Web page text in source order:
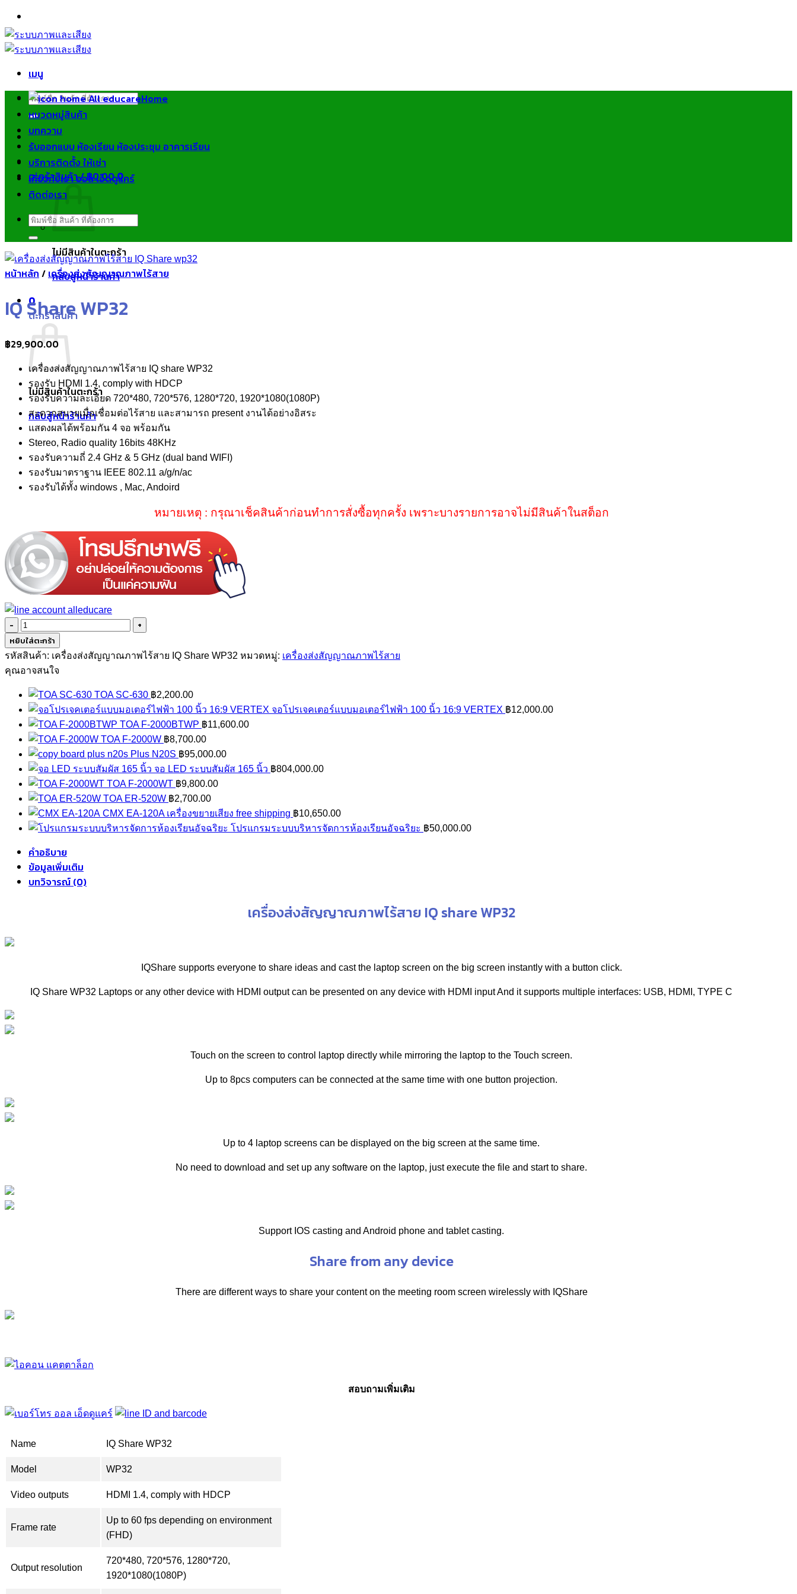
ข้าม
ไป
ยัง
เมนู
ค้นหา:
ตะกร้าสินค้า /฿0.000
ไม่มีสินค้าในตะกร้า
กลับสู่หน้าร้านค้า
0
ตะกร้าสินค้า
ไม่มีสินค้าในตะกร้า
กลับสู่หน้าร้านค้า
Home
หมวดหมู่สินค้า
บทความ
รับออกแบบ ห้องเรียน ห้องประชุม อาคารเรียน
บริการติดตั้ง ให้เช่า
เกี่ยวกับเรา ออล เอ็ดดูแคร์
ติดต่อเรา
ค้นหา:
หน้าหลัก / เครื่องส่งสัญญาณภาพไร้สาย
IQ Share WP32
฿29,900.00
เครื่องส่งสัญญาณภาพไร้สาย IQ share WP32
รองรับ HDMI 1.4, comply with HDCP
รองรับความละเอียด 720*480, 720*576, 1280*720, 1920*1080(1080P)
สะดวกสบายเมื่อเชื่อมต่อไร้สาย และสามารถ present งานได้อย่างอิสระ
แสดงผลได้พร้อมกัน 4 จอ พร้อมกัน
Stereo, Radio quality 16bits 48KHz
รองรับความถี่ 2.4 GHz & 5 GHz (dual band WIFI)
รองรับมาตราฐาน IEEE 802.11 a/g/n/ac
รองรับได้ทั้ง windows , Mac, Andoird
หมายเหตุ : กรุณาเช็คสินค้าก่อนทำการสั่งซื้อทุกครั้ง เพราะบางรายการอาจไม่มีสินค้าในสต็อก
จำนวน
IQ
Share
WP32
หยิบใส่ตะกร้า
รหัสสินค้า: เครื่องส่งสัญญาณภาพไร้สาย IQ Share WP32 หมวดหมู่: เครื่องส่งสัญญาณภาพไร้สาย
คุณอาจสนใจ
TOA SC-630 ฿2,200.00
จอโปรเจคเตอร์แบบมอเตอร์ไฟฟ้า 100 นิ้ว 16:9 VERTEX ฿12,000.00
TOA F-2000BTWP ฿11,600.00
TOA F-2000W ฿8,700.00
Plus N20S ฿95,000.00
จอ LED ระบบสัมผัส 165 นิ้ว ฿804,000.00
TOA F-2000WT ฿9,800.00
TOA ER-520W ฿2,700.00
CMX EA-120A เครื่องขยายเสียง free shipping ฿10,650.00
โปรแกรมระบบบริหารจัดการห้องเรียนอัจฉริยะ ฿50,000.00
คำอธิบาย
ข้อมูลเพิ่มเติม
บทวิจารณ์ (0)
เครื่องส่งสัญญาณภาพไร้สาย IQ share WP32
IQShare supports everyone to share ideas and cast the laptop screen on the big screen instantly with a button click.
IQ Share WP32 Laptops or any other device with HDMI output can be presented on any device with HDMI input And it supports multiple interfaces: USB, HDMI, TYPE C
Touch on the screen to control laptop directly while mirroring the laptop to the Touch screen.
Up to 8pcs computers can be connected at the same time with one button projection.
Up to 4 laptop screens can be displayed on the big screen at the same time.
No need to download and set up any software on the laptop, just execute the file and start to share.
Support IOS casting and Android phone and tablet casting.
Share from any device
There are different ways to share your content on the meeting room screen wirelessly with IQShare
สอบถามเพิ่มเติม
Name IQ Share WP32
Model WP32
Video outputs HDMI 1.4, comply with HDCP
Frame rate
Up to 60 fps depending on environment
(FHD)
Output resolution
720*480, 720*576, 1280*720,
1920*1080(1080P)